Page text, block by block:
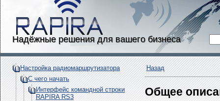
Надёжные решения для вашего бизнеса
Настройка радиомаршрутизатора
С чего начать
Интерфейс командной строки
RAPIRA RS3
Назад
Общее